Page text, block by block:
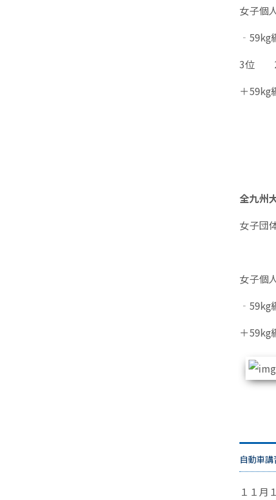
女子個
3位 2
＋
全九州
女子団
女子個
＋
自動車講
１１月